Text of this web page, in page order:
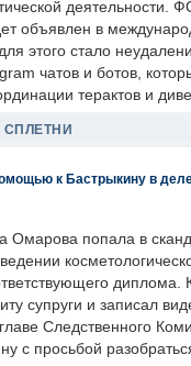
деятельности.
объявлен в
этого стало
чатов и ботов,
терактов и
к Бастрыкину в
Омарова попала в
диплома.
супруги и записал
Следственного
с просьбой